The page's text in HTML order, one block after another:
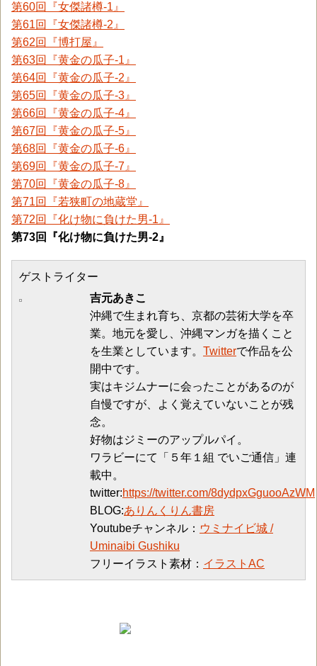
第60回『女傑諸樽-1』
第61回『女傑諸樽-2』
第62回『博打屋』
第63回『黄金の瓜子-1』
第64回『黄金の瓜子-2』
第65回『黄金の瓜子-3』
第66回『黄金の瓜子-4』
第67回『黄金の瓜子-5』
第68回『黄金の瓜子-6』
第69回『黄金の瓜子-7』
第70回『黄金の瓜子-8』
第71回『若狭町の地蔵堂』
第72回『化け物に負けた男-1』
第73回『化け物に負けた男-2』
ゲストライター
吉元あきこ
沖縄で生まれ育ち、京都の芸術大学を卒
業。地元を愛し、沖縄マンガを描くこと
を生業としています。 Twitterで作品を公
開中です。
実はキジムナーに会ったことがあるのが
自慢ですが、よく覚えていないことが残
念。
好物はジミーのアップルパイ。
ワラビーにて「５年１組 でいご通信」連
載中。
twitter:https://twitter.com/8dydpxGguooAzWM
BLOG:ありんくりん書房
Youtubeチャンネル： ウミナイビ城 /
Uminaibi Gushiku
フリーイラスト素材： イラストAC